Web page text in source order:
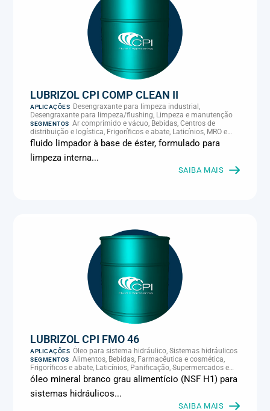
LUBRIZOL CPI COMP CLEAN II
APLICAÇÕES
Desengraxante para limpeza industrial,
Desengraxante para limpeza/flushing, Limpeza e manutenção
SEGMENTOS Ar comprimido e vácuo, Bebidas, Centros de
distribuição e logística, Frigoríficos e abate, Laticínios, MRO e
manutenção industrial
fluido limpador à base de éster, formulado para
limpeza interna...
SAIBA MAIS
LUBRIZOL CPI FMO 46
APLICAÇÕES Óleo para sistema hidráulico, Sistemas hidráulicos
SEGMENTOS Alimentos, Bebidas, Farmacêutica e cosmética,
Frigoríficos e abate, Laticínios, Panificação, Supermercados e
refrigeração comercial
óleo mineral branco grau alimentício (NSF H1) para
sistemas hidráulicos...
SAIBA MAIS